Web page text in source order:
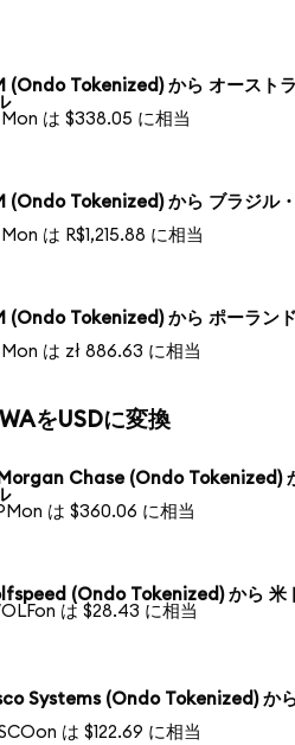
(Ondo Tokenized) から オースト
は $338.05 に相当
(Ondo Tokenized) から ブラジル
は R$1,215.88 に相当
(Ondo Tokenized) から ポーラン
は zł 886.63 に相当
をUSDに変換
Chase (Ondo Tokenized)
は $360.06 に相当
(Ondo Tokenized) から 米
は $28.43 に相当
Systems (Ondo Tokenized) か
は $122.69 に相当